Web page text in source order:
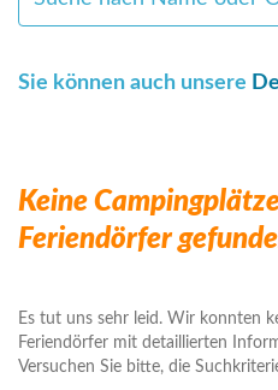
Sie können auch unsere
Keine
Feriendörfer
Es tut uns sehr leid. Wir konnten
Feriendörfer mit detaillierten
Versuchen Sie bitte, die